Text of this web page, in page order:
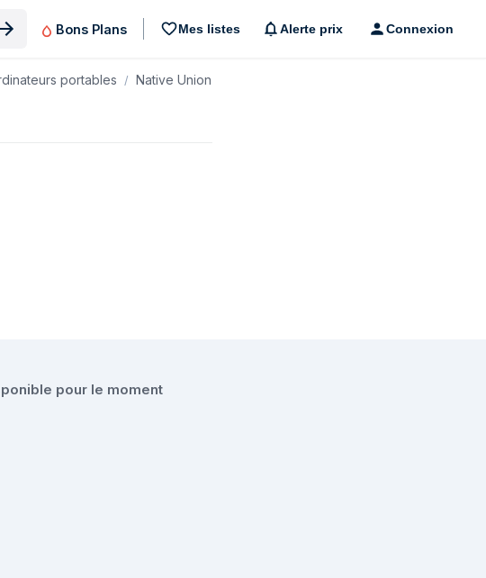
Bons Plans Mes listes Alerte prix Connexion
portables Native Union
pour le moment